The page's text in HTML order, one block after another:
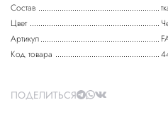
Состав
Цвет
Артикул
Код товара
ПОДЕЛИТЬСЯ